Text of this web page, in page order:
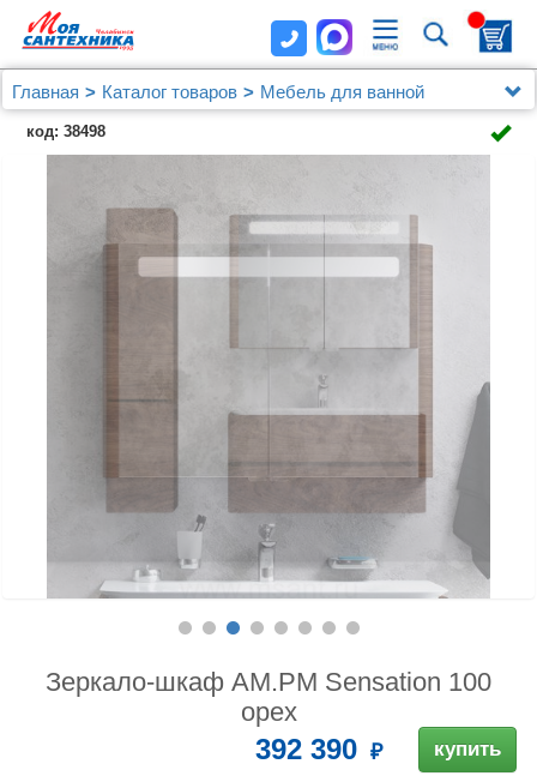
Главная Каталог товаров
Мебель для ванной
Зеркальные шкафы
Зеркало-шкаф AM.PM Sensation 100 орех
код: 38498
Зеркало-шкаф AM.PM Sensation 100
орех
392 390 купить